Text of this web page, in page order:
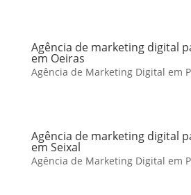
Agência de marketing digital
em Oeiras
Agência de Marketing Digital em
Agência de marketing digital
em Seixal
Agência de Marketing Digital em